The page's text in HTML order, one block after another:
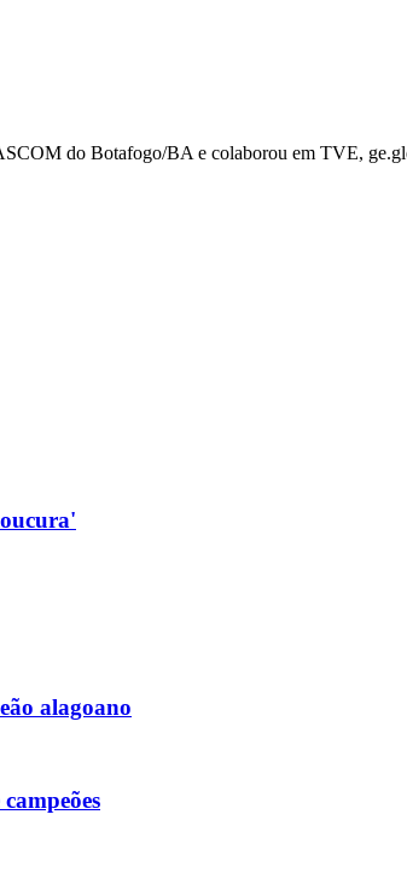
do Botafogo/BA e colaborou em TVE,
alagoano